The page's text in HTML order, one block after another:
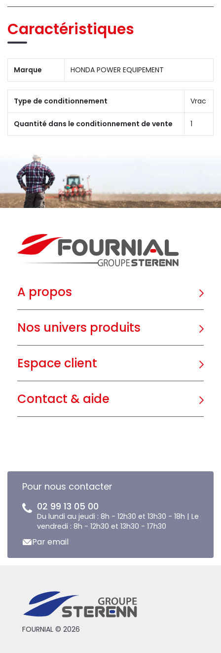
Caractéristiques
Marque HONDA POWER EQUIPEMENT
Type de conditionnement Vrac
Quantité dans le conditionnement de vente 1
A propos
Nos univers produits
Espace client
Contact & aide
Pour nous contacter
02 99 13 05 00
Du lundi au jeudi : 8h - 12h30 et 13h30 - 18h | Le
vendredi : 8h - 12h30 et 13h30 - 17h30
Par email
FOURNIAL © 2026